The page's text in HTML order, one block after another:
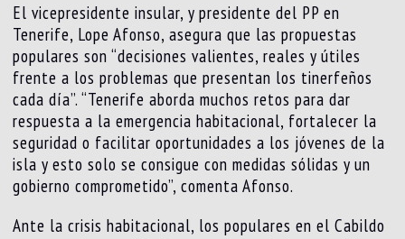
El vicepresidente insular, y presidente del PP en
Tenerife, Lope Afonso, asegura que las propuestas
populares son “decisiones valientes, reales y útiles
frente a los problemas que presentan los tinerfeños
cada día”. “Tenerife aborda muchos retos para dar
respuesta a la emergencia habitacional, fortalecer la
seguridad o facilitar oportunidades a los jóvenes de la
isla y esto solo se consigue con medidas sólidas y un
gobierno comprometido”, comenta Afonso.
Ante la crisis habitacional, los populares en el Cabildo